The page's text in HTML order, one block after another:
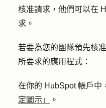
核准請求，他們可以在
求。
若要為您的團隊預先核
所要求的應用程式：
在你的 HubSpot 帳戶中
定圖示」
。